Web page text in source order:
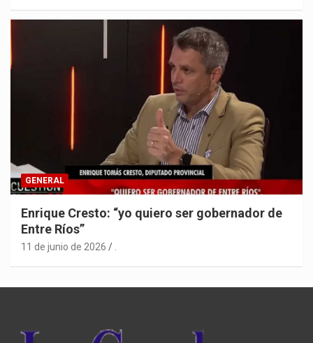
GENERAL
Enrique Cresto: “yo quiero ser gobernador de
Entre Ríos”
11 de junio de 2026